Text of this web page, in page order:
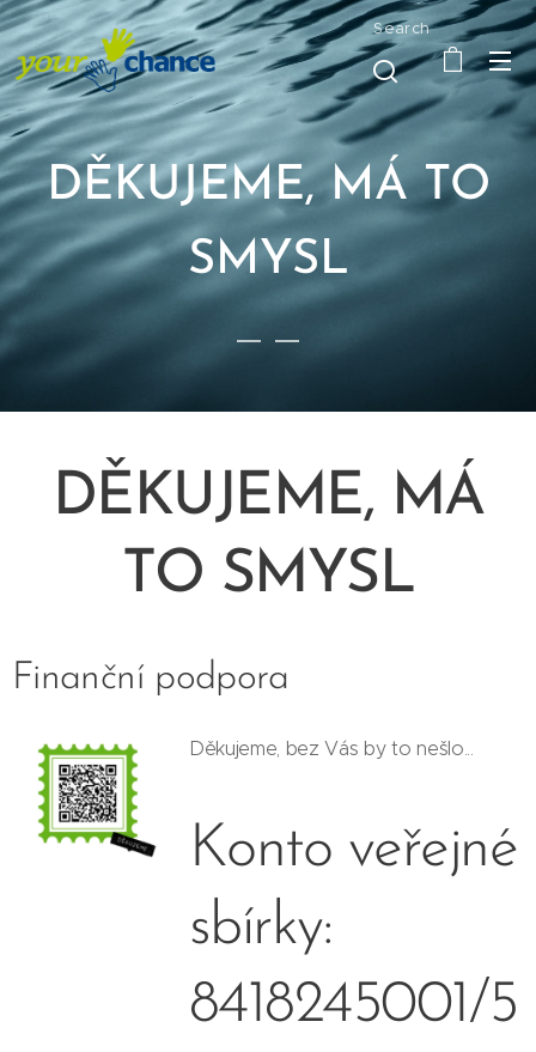
Search
DĚKUJEME, MÁ TO
SMYSL
DĚKUJEME, MÁ
TO SMYSL
Finanční podpora
Děkujeme, bez Vás by to nešlo...
Konto veřejné
sbírky:
8418245001/5